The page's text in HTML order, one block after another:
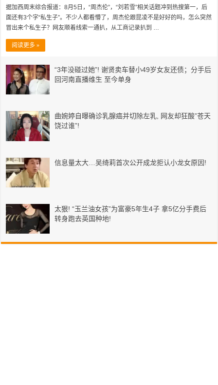
据加西周末综合报道：8月5日，“周杰伦”，“刘若雪”相关话题冲到热搜第一，后
面还有3个字“私生子”。不少人都看懵了，周杰伦跟昆凌不是好好的吗，怎么突然
冒出来个私生子？网友顺着线索一通扒，从工商记录扒到 …
阅读更多 »
“3年没碰过她”! 谢贤卖车替小49岁女友还债；分手后
回河南直播维生 至今单身
曲婉婷自曝确诊乳腺癌并切除左乳, 网友却狂酸”苍天
饶过谁”!
信息量太大…吴绮莉首次公开成龙拒认小龙女原因!
太狠! “玉兰油女孩”为富豪5年生4子 拿5亿分手费后
转身跑去英国种地!